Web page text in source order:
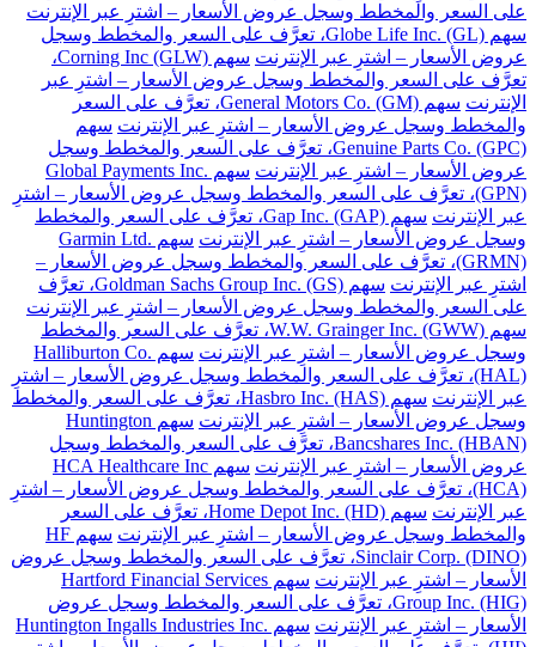
على السعر والمخطط وسجل عروض الأسعار – اشترِ عبر الإنترنت
سهم Globe Life Inc. (GL)، تعرَّف على السعر والمخطط وسجل
عروض الأسعار – اشترِ عبر الإنترنت
سهم Corning Inc (GLW)،
تعرَّف على السعر والمخطط وسجل عروض الأسعار – اشترِ عبر
الإنترنت
سهم General Motors Co. (GM)، تعرَّف على السعر
والمخطط وسجل عروض الأسعار – اشترِ عبر الإنترنت سهم
Genuine Parts Co. (GPC)، تعرَّف على السعر والمخطط وسجل
عروض الأسعار – اشترِ عبر الإنترنت
سهم Global Payments Inc.
(GPN)، تعرَّف على السعر والمخطط وسجل عروض الأسعار – اشترِ
عبر الإنترنت
سهم Gap Inc. (GAP)، تعرَّف على السعر والمخطط
وسجل عروض الأسعار – اشترِ عبر الإنترنت
سهم Garmin Ltd.
(GRMN)، تعرَّف على السعر والمخطط وسجل عروض الأسعار –
اشترِ عبر الإنترنت
سهم Goldman Sachs Group Inc. (GS)، تعرَّف
على السعر والمخطط وسجل عروض الأسعار – اشترِ عبر الإنترنت
سهم W.W. Grainger Inc. (GWW)، تعرَّف على السعر والمخطط
وسجل عروض الأسعار – اشترِ عبر الإنترنت
سهم Halliburton Co.
(HAL)، تعرَّف على السعر والمخطط وسجل عروض الأسعار – اشترِ
عبر الإنترنت
سهم Hasbro Inc. (HAS)، تعرَّف على السعر والمخطط
وسجل عروض الأسعار – اشترِ عبر الإنترنت
سهم Huntington
Bancshares Inc. (HBAN)، تعرَّف على السعر والمخطط وسجل
عروض الأسعار – اشترِ عبر الإنترنت
سهم HCA Healthcare Inc
(HCA)، تعرَّف على السعر والمخطط وسجل عروض الأسعار – اشترِ
عبر الإنترنت
سهم Home Depot Inc. (HD)، تعرَّف على السعر
والمخطط وسجل عروض الأسعار – اشترِ عبر الإنترنت
سهم HF
Sinclair Corp. (DINO)، تعرَّف على السعر والمخطط وسجل عروض
الأسعار – اشترِ عبر الإنترنت
سهم Hartford Financial Services
Group Inc. (HIG)، تعرَّف على السعر والمخطط وسجل عروض
الأسعار – اشترِ عبر الإنترنت
سهم Huntington Ingalls Industries Inc.